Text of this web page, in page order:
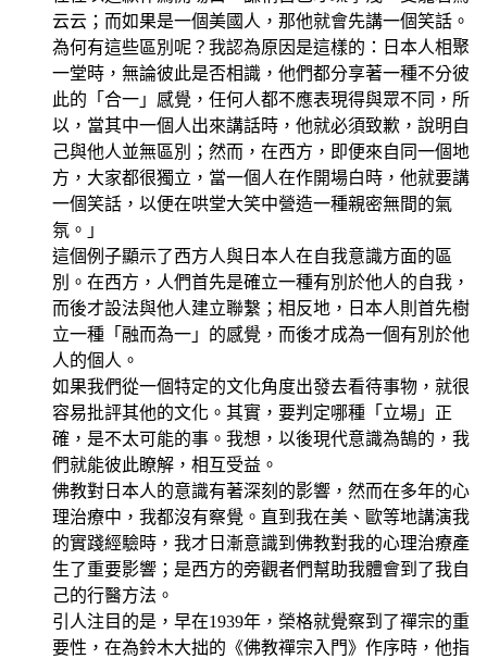
云云；而如果是一個美國人，那他就會先講一個笑話。
為何有這些區別呢？我認為原因是這樣的：日本人相聚
一堂時，無論彼此是否相識，他們都分享著一種不分彼
此的「合一」感覺，任何人都不應表現得與眾不同，所
以，當其中一個人出來講話時，他就必須致歉，說明自
己與他人並無區別；然而，在西方，即便來自同一個地
方，大家都很獨立，當一個人在作開場白時，他就要講
一個笑話，以便在哄堂大笑中營造一種親密無間的氣
氛。」
這個例子顯示了西方人與日本人在自我意識方面的區
別。在西方，人們首先是確立一種有別於他人的自我，
而後才設法與他人建立聯繫；相反地，日本人則首先樹
立一種「融而為一」的感覺，而後才成為一個有別於他
人的個人。
如果我們從一個特定的文化角度出發去看待事物，就很
容易批評其他的文化。其實，要判定哪種「立場」正
確，是不太可能的事。我想，以後現代意識為鵠的，我
們就能彼此瞭解，相互受益。
佛教對日本人的意識有著深刻的影響，然而在多年的心
理治療中，我都沒有察覺。直到我在美、歐等地講演我
的實踐經驗時，我才日漸意識到佛教對我的心理治療產
生了重要影響；是西方的旁觀者們幫助我體會到了我自
己的行醫方法。
引人注目的是，早在1939年，榮格就覺察到了禪宗的重
要性，在為鈴木大拙的《佛教禪宗入門》作序時，他指